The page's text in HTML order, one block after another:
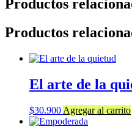
Productos
Productos
El arte de la
$30.900 Agregar al carrito